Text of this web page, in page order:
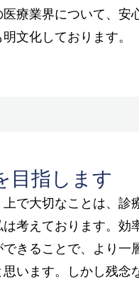
療業界について、安
文化しております。
目指します
で大切なことは、診
考えております。効
きることで、より一
います。しかし残念